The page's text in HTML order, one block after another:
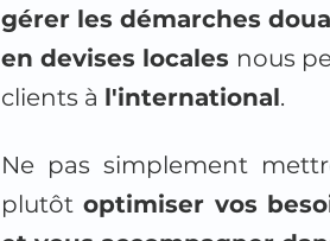
gérer les démarches
en devises locales nous
clients à l'international.
Ne pas simplement
plutôtoptimiser vos